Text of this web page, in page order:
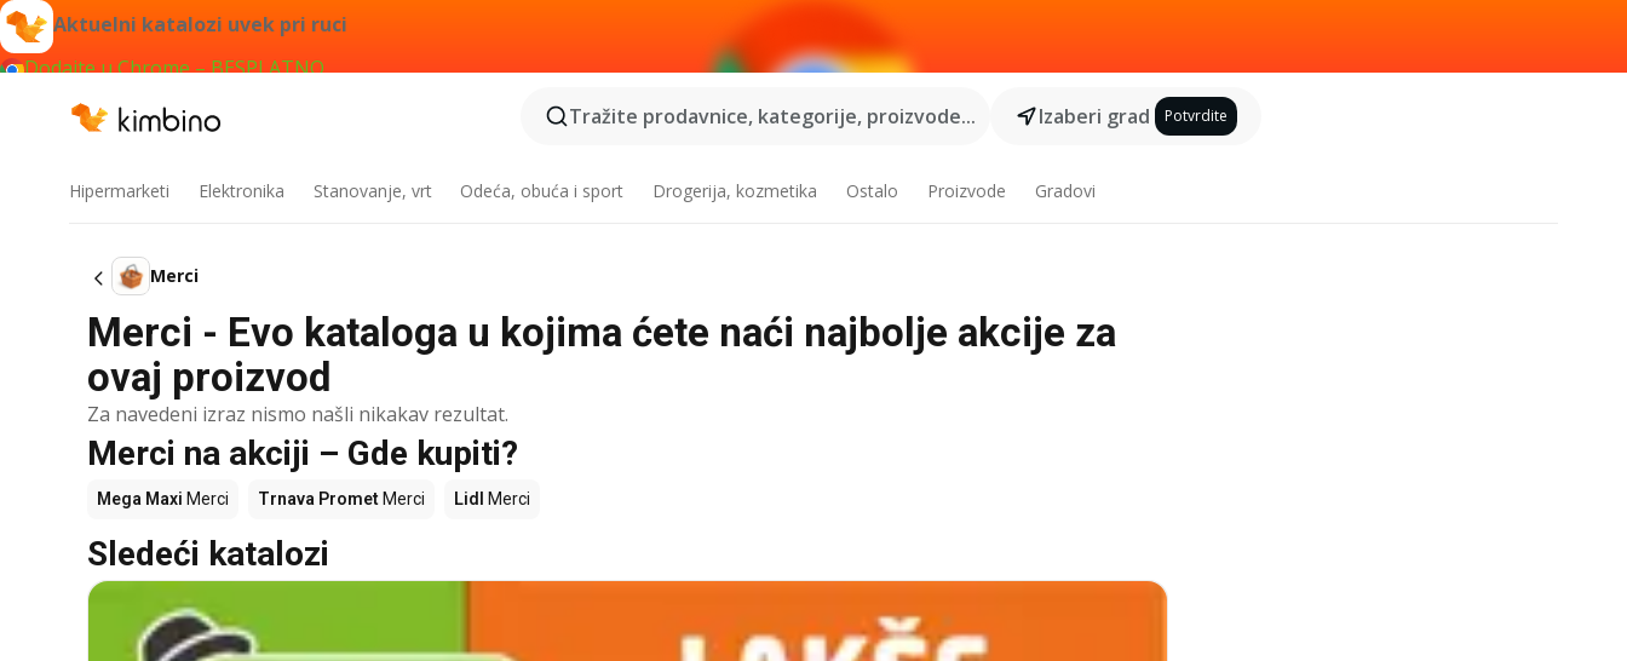
Aktuelni katalozi uvek pri ruci
Dodajte u Chrome – BESPLATNO
Tražite prodavnice, kategorije, proizvode...
Izaberi grad Potvrdite
Hipermarketi Elektronika Stanovanje, vrt Odeća, obuća i sport Drogerija, kozmetika Ostalo Proizvode Gradovi
Merci
Merci - Evo kataloga u kojima ćete naći najbolje akcije za
ovaj proizvod
Za navedeni izraz nismo našli nikakav rezultat.
Merci na akciji – Gde kupiti?
Mega Maxi Merci Trnava Promet Merci Lidl Merci
Sledeći katalozi